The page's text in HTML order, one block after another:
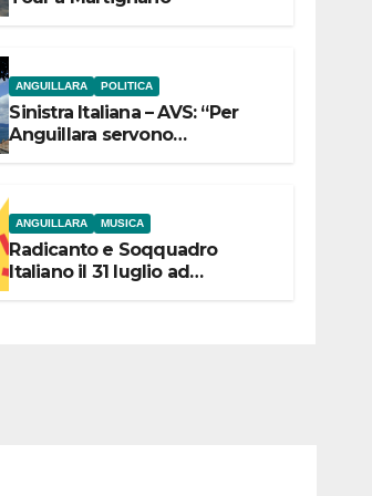
ANGUILLARA POLITICA
Sinistra Italiana – AVS: “Per
Anguillara servono
ANGUILLARA MUSICA
Radicanto e Soqquadro
Italiano il 31 luglio ad